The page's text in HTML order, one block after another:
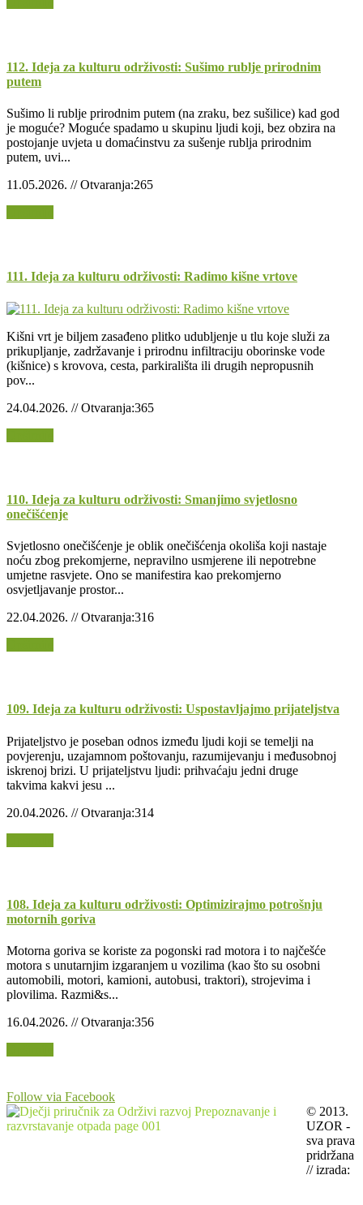
112. Ideja za kulturu održivosti: Sušimo rublje prirodnim
putem
Sušimo li rublje prirodnim putem (na zraku, bez sušilice) kad god
je moguće? Moguće spadamo u skupinu ljudi koji, bez obzira na
postojanje uvjeta u domaćinstvu za sušenje rublja prirodnim
putem, uvi...
11.05.2026. // Otvaranja:265
111. Ideja za kulturu održivosti: Radimo kišne vrtove
Kišni vrt je biljem zasađeno plitko udubljenje u tlu koje služi za
prikupljanje, zadržavanje i prirodnu infiltraciju oborinske vode
(kišnice) s krovova, cesta, parkirališta ili drugih nepropusnih
pov...
24.04.2026. // Otvaranja:365
110. Ideja za kulturu održivosti: Smanjimo svjetlosno
onečišćenje
Svjetlosno onečišćenje je oblik onečišćenja okoliša koji nastaje
noću zbog prekomjerne, nepravilno usmjerene ili nepotrebne
umjetne rasvjete. Ono se manifestira kao prekomjerno
osvjetljavanje prostor...
22.04.2026. // Otvaranja:316
109. Ideja za kulturu održivosti: Uspostavljajmo prijateljstva
Prijateljstvo je poseban odnos između ljudi koji se temelji na
povjerenju, uzajamnom poštovanju, razumijevanju i međusobnoj
iskrenoj brizi. U prijateljstvu ljudi: prihvaćaju jedni druge
takvima kakvi jesu ...
20.04.2026. // Otvaranja:314
108. Ideja za kulturu održivosti: Optimizirajmo potrošnju
motornih goriva
Motorna goriva se koriste za pogonski rad motora i to najčešće
motora s unutarnjim izgaranjem u vozilima (kao što su osobni
automobili, motori, kamioni, autobusi, traktori), strojevima i
plovilima. Razmi&s...
16.04.2026. // Otvaranja:356
Follow via Facebook
© 2013.
UZOR -
sva prava
pridržana
// izrada: